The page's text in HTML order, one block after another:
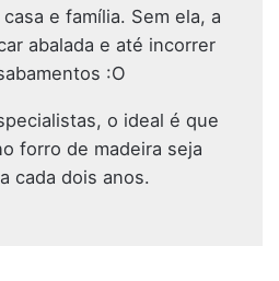
e família. Sem ela, a
abalada e até incorrer
:O
o ideal é que
forro de madeira seja
cada dois anos.